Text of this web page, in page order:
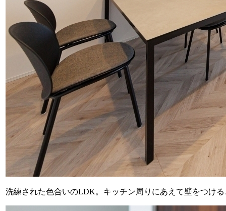
洗練された色合いのLDK。キッチン周りにあえて壁をつけ